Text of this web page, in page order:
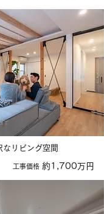
て
なリビング空間
約1,700万円
​工事価格